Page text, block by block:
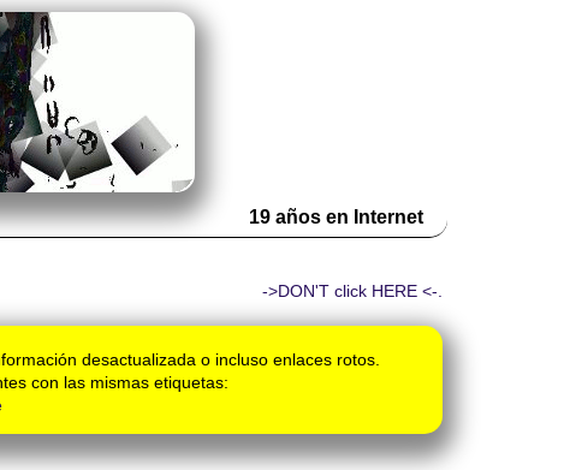
19 años en Internet
->DON'T click HERE <-.
desactualizada o incluso enlaces rotos.
con las mismas etiquetas: